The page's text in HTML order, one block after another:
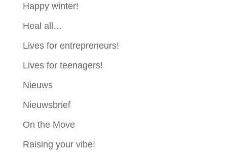
Happy winter!
Heal all…
Lives for entrepreneurs!
Lives for teenagers!
Nieuws
Nieuwsbrief
On the Move
Raising your vibe!